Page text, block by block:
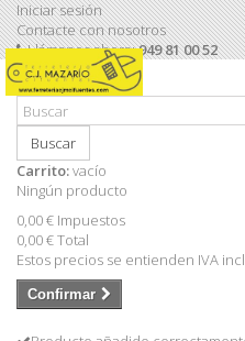
Iniciar sesión
Contacte con nosotros
Llámanos ahora:949 81 00 52
Buscar
Carrito:vacío
Ningún producto
0,00 € Impuestos
0,00 €Total
Estos precios se entienden IVA
Confirmar